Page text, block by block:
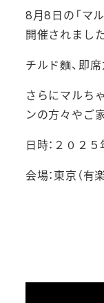
8月8日の「マ
開催されました
チルド麵、即
さらにマルち
ンの方々やご
日時：２０２
会場：東京（